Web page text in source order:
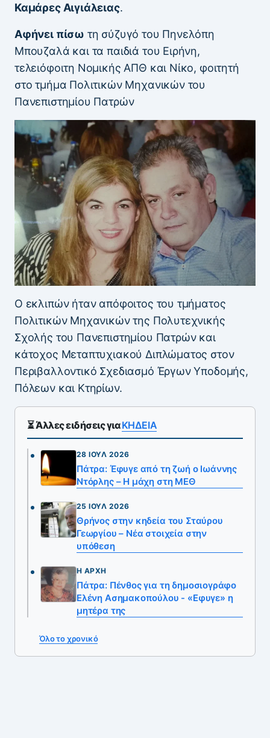
Καμάρες Αιγιάλειας.
Αφήνει πίσω τη σύζυγό του Πηνελόπη
Μπουζαλά και τα παιδιά του Ειρήνη,
τελειόφοιτη Νομικής ΑΠΘ και Νίκο, φοιτητή
στο τμήμα Πολιτικών Μηχανικών του
Πανεπιστημίου Πατρών
Ο εκλιπών ήταν απόφοιτος του τμήματος
Πολιτικών Μηχανικών της Πολυτεχνικής
Σχολής του Πανεπιστημίου Πατρών και
κάτοχος Μεταπτυχιακού Διπλώματος στον
Περιβαλλοντικό Σχεδιασμό Έργων Υποδομής,
Πόλεων και Κτηρίων.
⏳ Άλλες ειδήσεις γιαΚΗΔΕΙΑ
28 ΙΟΎΛ 2026
Πάτρα: Έφυγε από τη ζωή ο Ιωάννης
Ντόρλης – Η μάχη στη ΜΕΘ
25 ΙΟΎΛ 2026
Θρήνος στην κηδεία του Σταύρου
Γεωργίου – Νέα στοιχεία στην
υπόθεση
Η ΑΡΧΉ
Πάτρα: Πένθος για τη δημοσιογράφο
Ελένη Ασημακοπούλου - «Εφυγε» η
μητέρα της
Όλο το χρονικό